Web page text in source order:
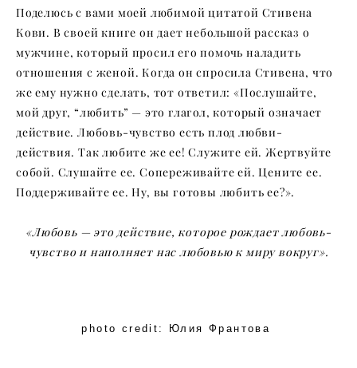
Поделюсь с вами моей любимой цитатой Стивена
Кови. В своей книге он дает небольшой рассказ о
мужчине, который просил его помочь наладить
отношения с женой. Когда он спросила Стивена, что
же ему нужно сделать, тот ответил: «Послушайте,
мой друг, “любить” — это глагол, который означает
действие. Любовь-чувство есть плод любви-
действия. Так любите же ее! Служите ей. Жертвуйте
собой. Слушайте ее. Сопереживайте ей. Цените ее.
Поддерживайте ее. Ну, вы готовы любить ее?».
«Любовь — это действие, которое рождает любовь-
чувство и наполняет нас любовью к миру вокруг».
photo credit: Юлия Франтова